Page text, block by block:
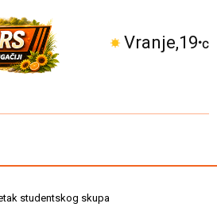
Kuršumlija 20°C
studentskog skupa